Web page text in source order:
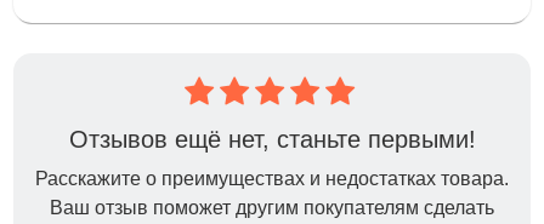
Отзывов ещё нет, станьте первыми!
Расскажите о преимуществах и недостатках товара.
Ваш отзыв поможет другим покупателям сделать